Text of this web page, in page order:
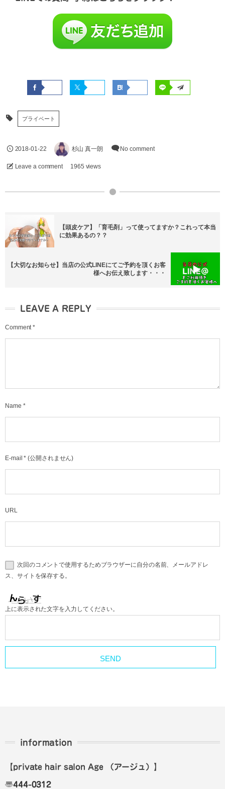
プライベート
2018-01-22 杉山 真一朗 No comment
Leave a comment 1965 views
【頭皮ケア】「育毛剤」って使ってますか？これって本当
に効果あるの？？
【大切なお知らせ】当店の公式LINEにてご予約を頂くお客
様へお伝え致します・・・
LEAVE A REPLY
Comment *
Name *
E-mail * (公開されません)
URL
次回のコメントで使用するためブラウザーに自分の名前、メールアドレ
ス、サイトを保存する。
上に表示された文字を入力してください。
information
【private hair salon Age （アージュ） 】
〠444-0312